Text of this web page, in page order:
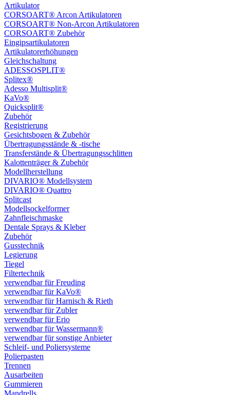
Artikulator
CORSOART® Arcon Artikulatoren
CORSOART® Non-Arcon Artikulatoren
CORSOART® Zubehör
Eingipsartikulatoren
Artikulatorerhöhungen
Gleichschaltung
ADESSOSPLIT®
Splitex®
Adesso Multisplit®
KaVo®
Quicksplit®
Zubehör
Registrierung
Gesichtsbogen & Zubehör
Übertragungsstände & -tische
Transferstände & Übertragungsschlitten
Kalottenträger & Zubehör
Modellherstellung
DIVARIO® Modellsystem
DIVARIO® Quattro
Splitcast
Modellsockelformer
Zahnfleischmaske
Dentale Sprays & Kleber
Zubehör
Gusstechnik
Legierung
Tiegel
Filtertechnik
verwendbar für Freuding
verwendbar für KaVo®
verwendbar für Harnisch & Rieth
verwendbar für Zubler
verwendbar für Erio
verwendbar für Wassermann®
verwendbar für sonstige Anbieter
Schleif- und Poliersysteme
Polierpasten
Trennen
Ausarbeiten
Gummieren
Mandrells